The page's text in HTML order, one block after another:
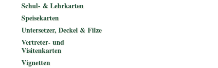
Schul- & Lehrkarten
Speisekarten
Untersetzer, Deckel & Filze
Vertreter- und
Visitenkarten
Vignetten